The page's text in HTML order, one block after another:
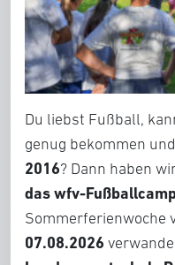
Du liebst Fußball,
genug bekommen
2016? Dann haben
das wfv-
Sommerferienwoche
07.08.2026